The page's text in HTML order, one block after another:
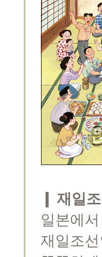
❙ 재일
일본에
재일조